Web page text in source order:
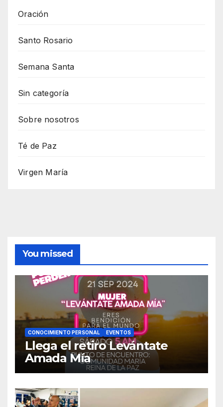
Oración
Santo Rosario
Semana Santa
Sin categoría
Sobre nosotros
Té de Paz
Virgen María
You missed
CONOCIMIENTO PERSONAL EVENTOS
Llega el retiro Levántate
Amada Mía